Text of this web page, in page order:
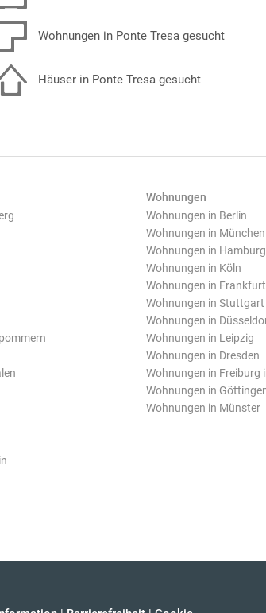
Wohnungen in Ponte Tresa gesucht
Häuser in Ponte Tresa gesucht
Wohnungen
Wohnungen in Berlin
Wohnungen in München
Wohnungen in Hamburg
Wohnungen in Köln
Wohnungen in
Wohnungen in Stuttgart
Wohnungen in
Wohnungen in Leipzig
Wohnungen in Dresden
Wohnungen in Freiburg
Wohnungen in
Wohnungen in Münster